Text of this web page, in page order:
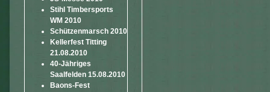
Stihl Timbersports
WM 2010
Schützenmarsch 2010
Kellerfest Titting
21.08.2010
40-Jähriges
Saalfelden 15.08.2010
Baons-Fest